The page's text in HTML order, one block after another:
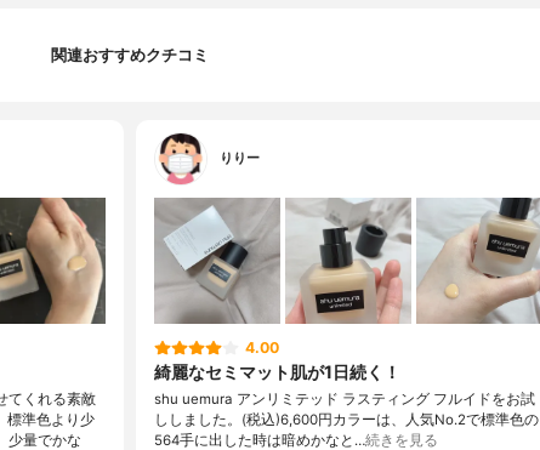
関連おすすめクチコミ
てくれる素敵
標準色より少
少量でかな
りりー
4.00
綺麗なセミマット肌が1日続く！
shu uemura アンリミテッド ラスティング フルイドをお試
ししました。(税込)6,600円カラーは、人気No.2で標準色の
564手に出した時は暗めかなと…続きを見る